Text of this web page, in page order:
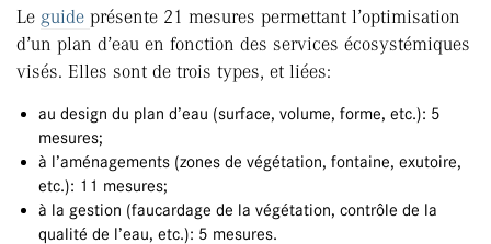
Le guide présente 21 mesures permettant l’optimisation
d’un plan d’eau en fonction des services écosystémiques
visés. Elles sont de trois types, et liées:
au design du plan d’eau (surface, volume, forme, etc.): 5
mesures;
à l’aménagements (zones de végétation, fontaine, exutoire,
etc.): 11 mesures;
à la gestion (faucardage de la végétation, contrôle de la
qualité de l’eau, etc.): 5 mesures.